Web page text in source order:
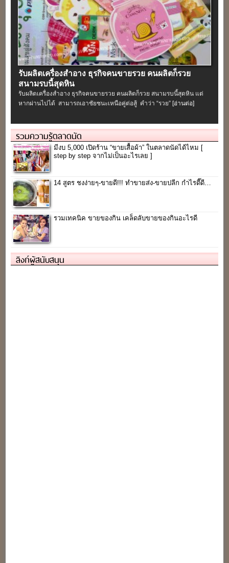
รับผลิตเครื่องสําอาง ธุรกิจคนขายรวย คนผลิตก็รวย
สนามรบนี้สุดหิน
รับผลิตเครื่องสําอาง ธุรกิจคนขายรวย คนผลิตก็รวย สนามรบนี้สุดหิน แต่
หากผ่านไปได้ สามารถเอาชัยชนะเหนือคู่ต่อสู้ คำว่า “รวย” [อ่านต่อ]
รวมความรู้ตลาดนัด
มีงบ 5,000 เปิดร้าน “ขายเสื้อผ้า” ในตลาดนัดได้ไหม [
step by step จากไม่เป็นอะไรเลย ]
14 สูตร ชงง่ายๆ-ขายดี!!! ทำขายส่ง-ขายปลีก กำไรดี๊ดี…
รวมเทคนิค ขายของกิน เคล็ดลับขายของกินอะไรดี
ลิงก์ผู้สนับสนุน